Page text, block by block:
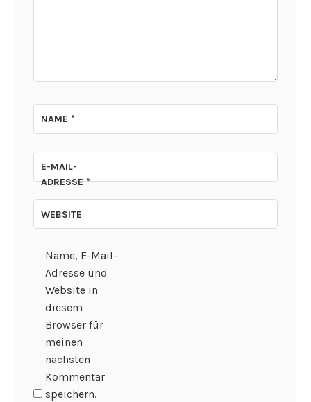
NAME*
E-MAIL-
ADRESSE*
WEBSITE
Name, E-Mail-
Adresse und
Website in
diesem
Browser für
meinen
nächsten
Kommentar
speichern.